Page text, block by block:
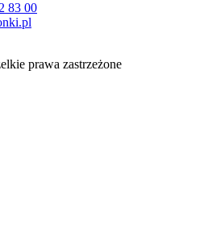
83 00
prawa zastrzeżone